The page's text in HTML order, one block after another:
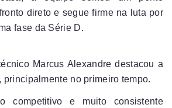
direto e segue firme na luta por
fase da Série D.
Marcus Alexandre destacou a
principalmente no primeiro tempo.
competitivo e muito consistente